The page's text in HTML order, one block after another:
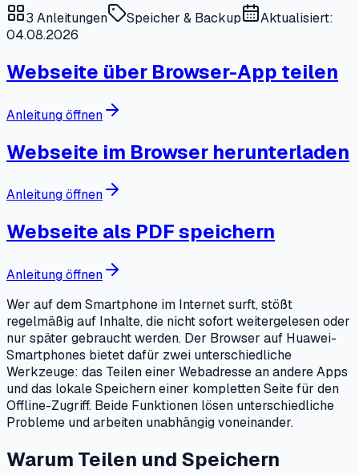
3 Anleitungen Speicher & Backup
Aktualisiert:
04.08.2026
Webseite über Browser-App teilen
Anleitung öffnen
Webseite im Browser herunterladen
Anleitung öffnen
Webseite als PDF speichern
Anleitung öffnen
Wer auf dem Smartphone im Internet surft, stößt
regelmäßig auf Inhalte, die nicht sofort weitergelesen oder
nur später gebraucht werden. Der Browser auf Huawei-
Smartphones bietet dafür zwei unterschiedliche
Werkzeuge: das Teilen einer Webadresse an andere Apps
und das lokale Speichern einer kompletten Seite für den
Offline-Zugriff. Beide Funktionen lösen unterschiedliche
Probleme und arbeiten unabhängig voneinander.
Warum Teilen und Speichern